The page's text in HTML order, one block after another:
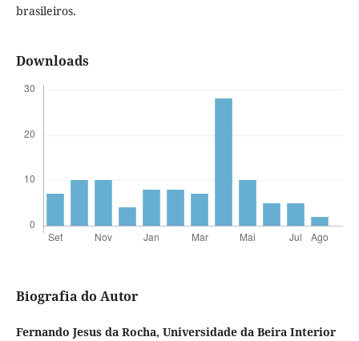
brasileiros.
Downloads
Biografia do Autor
Fernando Jesus da Rocha, Universidade da Beira Interior